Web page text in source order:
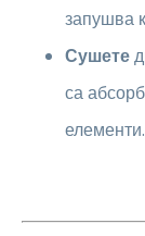
запушва
Сушете
са
елементи.